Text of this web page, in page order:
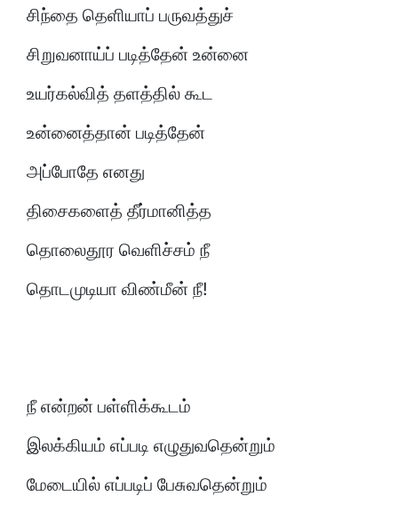
சிந்தை தெளியாப் பருவத்துச்
சிறுவனாய்ப் படித்தேன் உன்னை
உயர்கல்வித் தளத்தில் கூட
உன்னைத்தான் படித்தேன்
அப்போதே எனது
திசைகளைத் தீர்மானித்த
தொலைதூர வெளிச்சம் நீ
தொடமுடியா விண்மீன் நீ!
நீ என்றன் பள்ளிக்கூடம்
இலக்கியம் எப்படி எழுதுவதென்றும்
மேடையில் எப்படிப் பேசுவதென்றும்